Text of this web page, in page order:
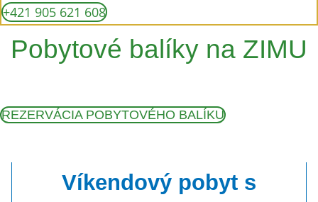
+421 905 621 608
Pobytové balíky na ZIMU
REZERVÁCIA POBYTOVÉHO BALÍKU
Víkendový pobyt s